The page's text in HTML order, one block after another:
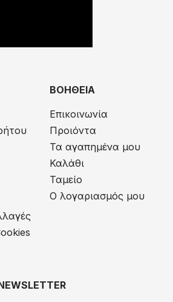
ΒΟΗΘΕΙΑ
Επικοινωνία
Προιόντα
Τα αγαπημένα μου
Καλάθι
Ταμείο
Ο λογαριασμός μου